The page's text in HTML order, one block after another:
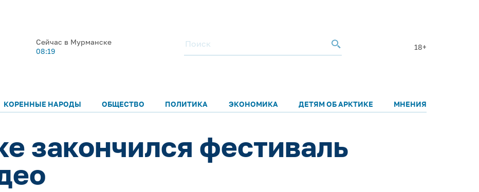
Сейчас в Мурманске
08:19
18+
КОРЕННЫЕ НАРОДЫ ОБЩЕСТВО ПОЛИТИКА ЭКОНОМИКА ДЕТЯМ ОБ АРКТИКЕ МНЕНИЯ
закончился фестиваль